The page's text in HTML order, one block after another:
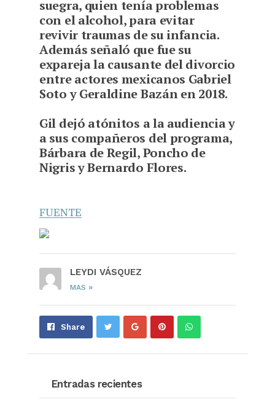
suegra, quien tenía problemas
con el alcohol, para evitar
revivir traumas de su infancia.
Además señaló que fue su
expareja la causante del divorcio
entre actores mexicanos Gabriel
Soto y Geraldine Bazán en 2018.
Gil dejó atónitos a la audiencia y
a sus compañeros del programa,
Bárbara de Regil, Poncho de
Nigris y Bernardo Flores.
FUENTE
LEYDI VÁSQUEZ
MAS »
Share Share Pin Send
Entradas recientes